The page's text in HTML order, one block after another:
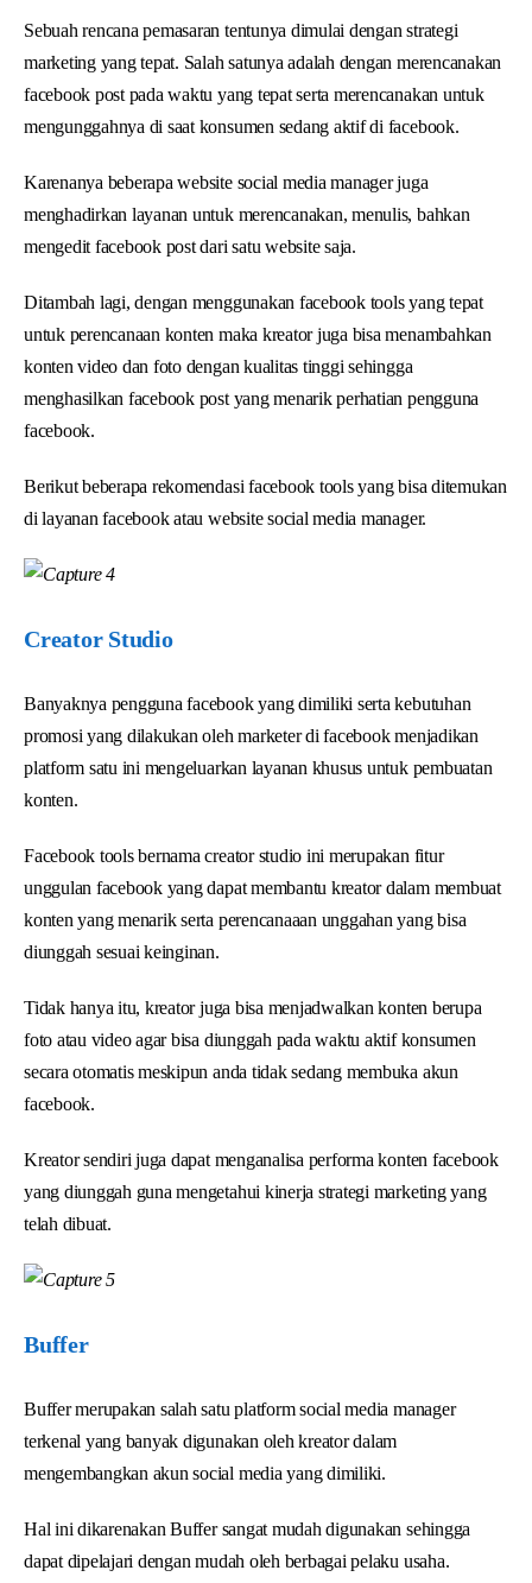
Sebuah rencana pemasaran tentunya dimulai dengan strategi
marketing yang tepat. Salah satunya adalah dengan merencanakan
facebook post pada waktu yang tepat serta merencanakan untuk
mengunggahnya di saat konsumen sedang aktif di facebook.
Karenanya beberapa website social media manager juga
menghadirkan layanan untuk merencanakan, menulis, bahkan
mengedit facebook post dari satu website saja.
Ditambah lagi, dengan menggunakan facebook tools yang tepat
untuk perencanaan konten maka kreator juga bisa menambahkan
konten video dan foto dengan kualitas tinggi sehingga
menghasilkan facebook post yang menarik perhatian pengguna
facebook.
Berikut beberapa rekomendasi facebook tools yang bisa ditemukan
di layanan facebook atau website social media manager.
Creator Studio
Banyaknya pengguna facebook yang dimiliki serta kebutuhan
promosi yang dilakukan oleh marketer di facebook menjadikan
platform satu ini mengeluarkan layanan khusus untuk pembuatan
konten.
Facebook tools bernama creator studio ini merupakan fitur
unggulan facebook yang dapat membantu kreator dalam membuat
konten yang menarik serta perencanaaan unggahan yang bisa
diunggah sesuai keinginan.
Tidak hanya itu, kreator juga bisa menjadwalkan konten berupa
foto atau video agar bisa diunggah pada waktu aktif konsumen
secara otomatis meskipun anda tidak sedang membuka akun
facebook.
Kreator sendiri juga dapat menganalisa performa konten facebook
yang diunggah guna mengetahui kinerja strategi marketing yang
telah dibuat.
Buffer
Buffer merupakan salah satu platform social media manager
terkenal yang banyak digunakan oleh kreator dalam
mengembangkan akun social media yang dimiliki.
Hal ini dikarenakan Buffer sangat mudah digunakan sehingga
dapat dipelajari dengan mudah oleh berbagai pelaku usaha.